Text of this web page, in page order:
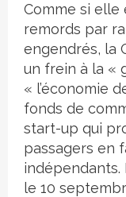
Comme si
remords par
engendrés, la
un frein à la «
« l’économie
fonds de
start-up qui
passagers en
indépendants.
le 10